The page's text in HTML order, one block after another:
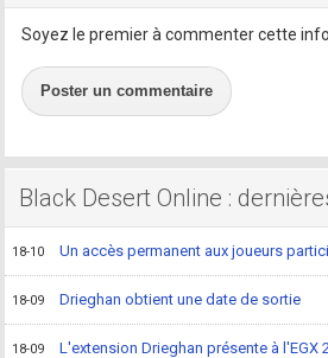
Soyez le premier à commenter cette
Poster un commentaire
Black Desert Online :
18-10 Un accès permanent aux joueurs
18-09 Drieghan obtient une date de sortie
18-09 L'extension Drieghan présente à l'EGX